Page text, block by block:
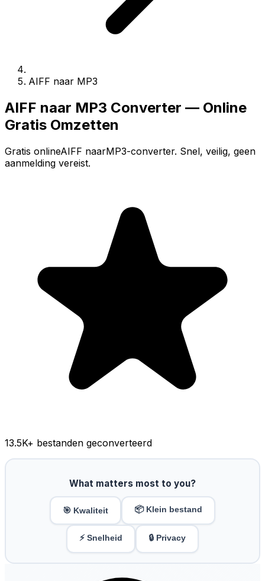
AIFF naar MP3
AIFF naar MP3 Converter — Online
Gratis Omzetten
Gratis onlineAIFF naarMP3-converter. Snel, veilig, geen
aanmelding vereist.
13.5K+ bestanden geconverteerd
What matters most to you?
🎯 Kwaliteit 📦 Klein bestand
⚡ Snelheid 🔒 Privacy